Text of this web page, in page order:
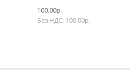
100.00р.
Без НДС: 100.00р.